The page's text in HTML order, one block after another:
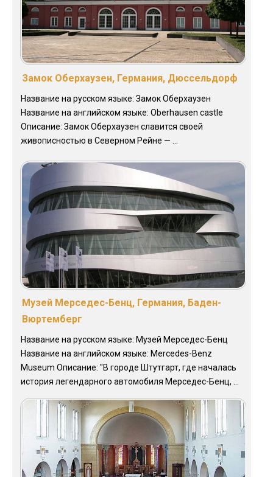
Замок Оберхаузен, Германия, Дюссельдорф
Название на русском языке: Замок Оберхаузен
Название на английском языке: Oberhausen castle
Описание: Замок Оберхаузен славится своей
живописностью в Северном Рейне — ...
Музей Мерседес-Бенц, Германия, Баден-
Вюртемберг
Название на русском языке: Музей Мерседес-Бенц
Название на английском языке: Mercedes-Benz
Museum Описание: "В городе Штутгарт, где началась
история легендарного автомобиля Мерседес-Бенц, ...